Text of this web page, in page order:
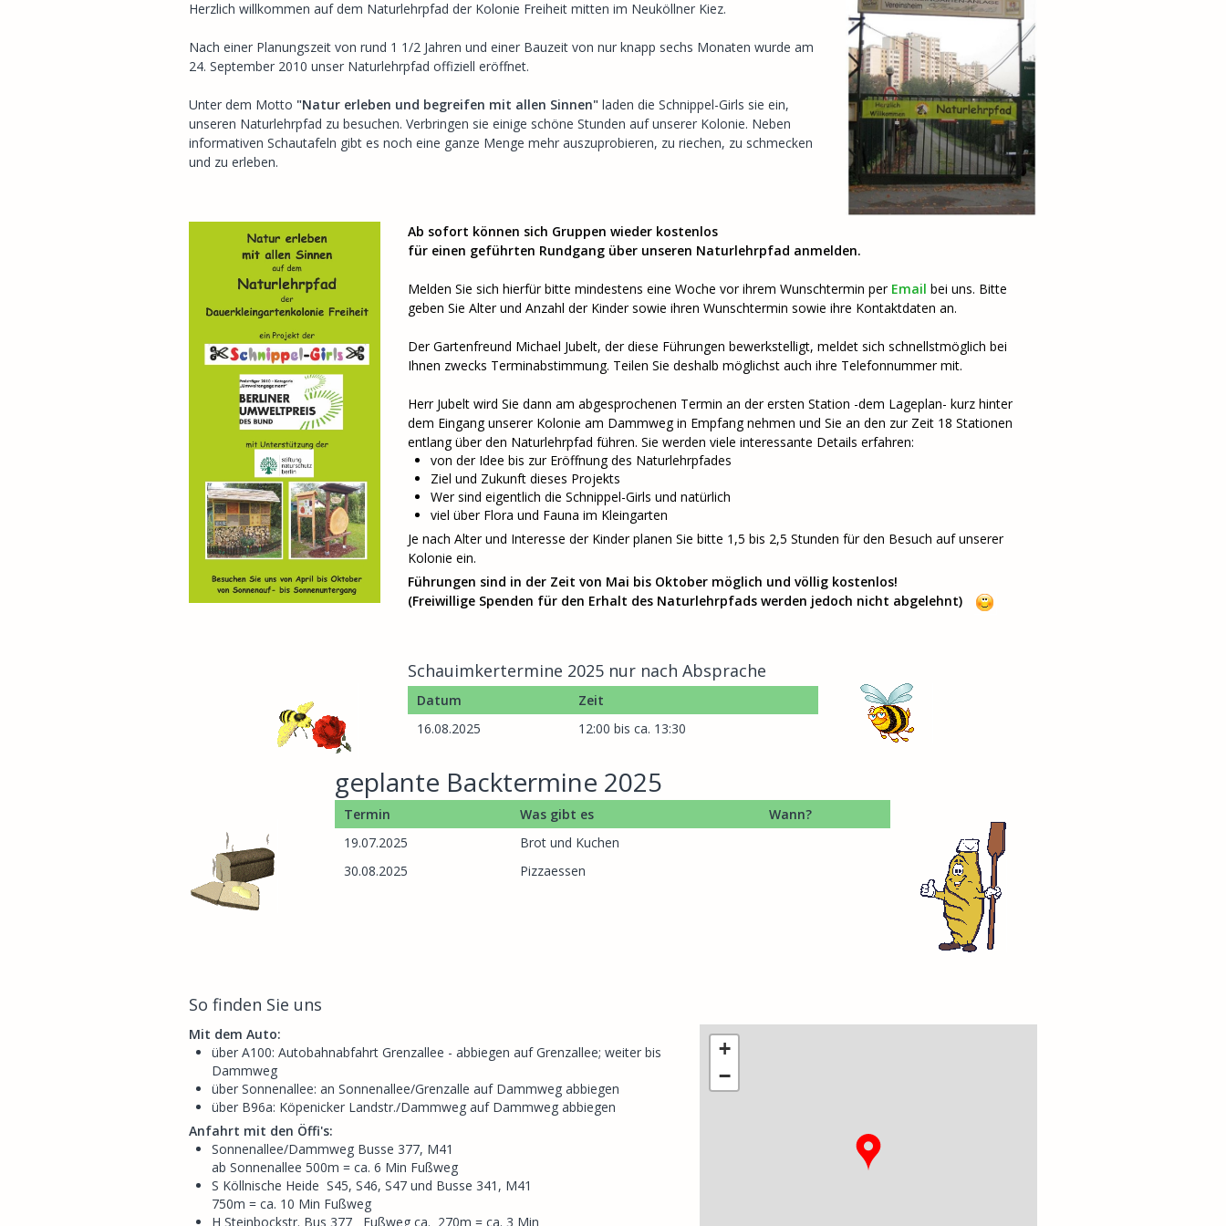
Herzlich willkommen auf dem Naturlehrpfad der Kolonie Freiheit mitten im Neuköllner Kiez.
Nach einer Planungszeit von rund 1 1/2 Jahren und einer Bauzeit von nur knapp sechs Monaten wurde am
24. September 2010 unser Naturlehrpfad offiziell eröffnet.
Unter dem Motto "Natur erleben und begreifen mit allen Sinnen" laden die Schnippel-Girls sie ein,
unseren Naturlehrpfad zu besuchen. Verbringen sie einige schöne Stunden auf unserer Kolonie. Neben
informativen Schautafeln gibt es noch eine ganze Menge mehr auszuprobieren, zu riechen, zu schmecken
und zu erleben.
Ab sofort können sich Gruppen wieder kostenlos
für einen geführten Rundgang über unseren Naturlehrpfad anmelden.
Melden Sie sich hierfür bitte mindestens eine Woche vor ihrem Wunschtermin per Email bei uns. Bitte
geben Sie Alter und Anzahl der Kinder sowie ihren Wunschtermin sowie ihre Kontaktdaten an.
Der Gartenfreund Michael Jubelt, der diese Führungen bewerkstelligt, meldet sich schnellstmöglich bei
Ihnen zwecks Terminabstimmung. Teilen Sie deshalb möglichst auch ihre Telefonnummer mit.
Herr Jubelt wird Sie dann am abgesprochenen Termin an der ersten Station -dem Lageplan- kurz hinter
dem Eingang unserer Kolonie am Dammweg in Empfang nehmen und Sie an den zur Zeit 18 Stationen
entlang über den Naturlehrpfad führen. Sie werden viele interessante Details erfahren:
von der Idee bis zur Eröffnung des Naturlehrpfades
Ziel und Zukunft dieses Projekts
Wer sind eigentlich die Schnippel-Girls und natürlich
viel über Flora und Fauna im Kleingarten
Je nach Alter und Interesse der Kinder planen Sie bitte 1,5 bis 2,5 Stunden für den Besuch auf unserer
Kolonie ein.
Führungen sind in der Zeit von Mai bis Oktober möglich und völlig kostenlos!
(Freiwillige Spenden für den Erhalt des Naturlehrpfads werden jedoch nicht abgelehnt)
Schauimkertermine 2025 nur nach Absprache
Datum
Zeit
16.08.2025
12:00 bis ca. 13:30
geplante Backtermine 2025
Termin Was gibt es
Wann?
19.07.2025
Brot und Kuchen
30.08.2025
Pizzaessen
So finden Sie uns
Mit dem Auto:
über A100: Autobahnabfahrt Grenzallee - abbiegen auf Grenzallee; weiter bis
Dammweg
über Sonnenallee: an Sonnenallee/Grenzalle auf Dammweg abbiegen
über B96a: Köpenicker Landstr./Dammweg auf Dammweg abbiegen
Anfahrt mit den Öffi's:
Sonnenallee/Dammweg Busse 377, M41
ab Sonnenallee 500m = ca. 6 Min Fußweg
S Köllnische Heide S45, S46, S47 und Busse 341, M41
750m = ca. 10 Min Fußweg
H Steinbockstr. Bus 377 Fußweg ca. 270m = ca. 3 Min
+
−